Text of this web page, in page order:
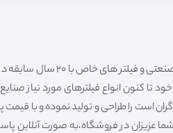
فیلتر شکری تهیه و توزیع کننده انواع فیلتر خودروهای
تا کنون انواع فیلترهای مورد نیاز
است را طراحی و تولید نموده و با قیمت
عزیزان در فروشگاه،به صورت آنلاین